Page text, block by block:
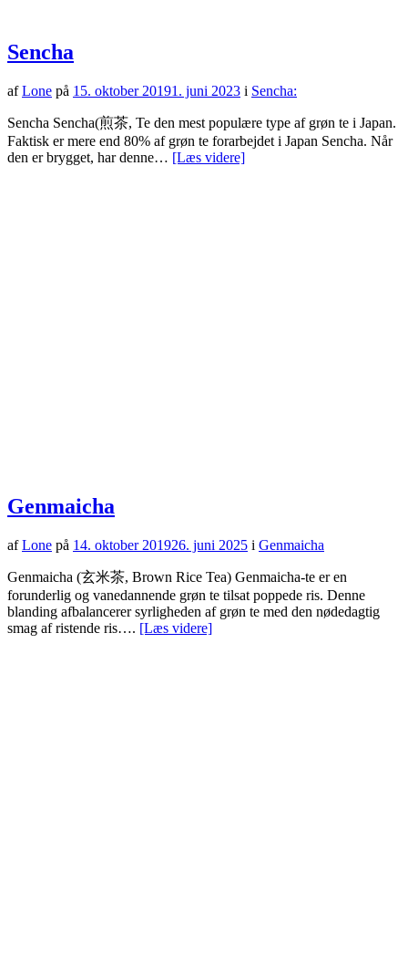
Sencha
afLone på 15. oktober 20191. juni 2023 i Sencha:
Sencha Sencha(煎茶, Te den mest populære type af grøn te i Japan.
Faktisk er mere end 80% af grøn te forarbejdet i Japan Sencha. Når
den er brygget, har denne… [Læs videre]
Genmaicha
afLone på 14. oktober 201926. juni 2025 i Genmaicha
Genmaicha (玄米茶, Brown Rice Tea) Genmaicha-te er en
forunderlig og vanedannende grøn te tilsat poppede ris. Denne
blanding afbalancerer syrligheden af grøn te med den nødedagtig
smag af ristende ris…. [Læs videre]